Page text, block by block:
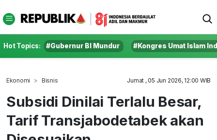
Hot Topics: #Gubernur BI Mundur #Kongres Umat Islam
Ekonomi Bisnis Jumat , 05 Jun 2026, 12:00 WIB
Subsidi Dinilai Terlalu Besar,
Tarif Transjabodetabek akan